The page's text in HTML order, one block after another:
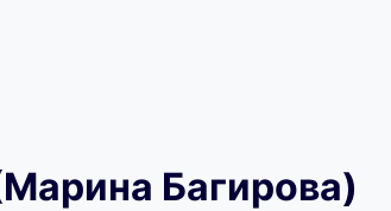
Багирова)